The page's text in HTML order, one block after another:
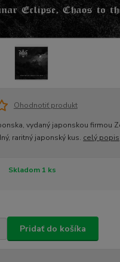
Ohodnotiť produkt
vydaný japonskou firmou
raritný japonský kus. celý popis
Skladom 1 ks
Pridať do košíka